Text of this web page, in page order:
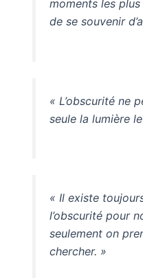
moments les
de se souvenir
« L’obscurité ne
seule la lumière
« Il existe
l’obscurité pour
seulement on
chercher. »